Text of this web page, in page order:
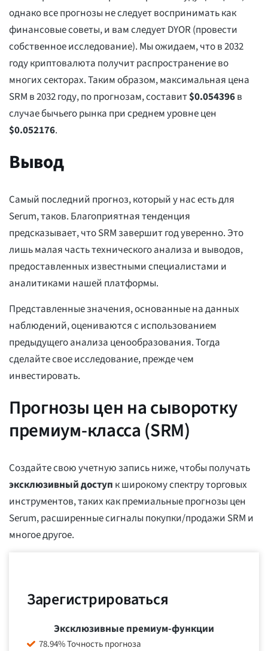
однако все прогнозы не следует воспринимать как
финансовые советы, и вам следует DYOR (провести
собственное исследование). Мы ожидаем, что в 2032
году криптовалюта получит распространение во
многих секторах. Таким образом, максимальная цена
SRM в 2032 году, по прогнозам, составит$0.054396в
случае бычьего рынка при среднем уровне цен
$0.052176.
Вывод
Самый последний прогноз, который у нас есть для
Serum, таков. Благоприятная тенденция
предсказывает, что SRM завершит год уверенно. Это
лишь малая часть технического анализа и выводов,
предоставленных известными специалистами и
аналитиками нашей платформы.
Представленные значения, основанные на данных
наблюдений, оцениваются с использованием
предыдущего анализа ценообразования. Тогда
сделайте свое исследование, прежде чем
инвестировать.
Прогнозы цен на сыворотку
премиум-класса (SRM)
Создайте свою учетную запись ниже, чтобы получать
эксклюзивный доступ к широкому спектру торговых
инструментов, таких как премиальные прогнозы цен
Serum, расширенные сигналы покупки/продажи SRM и
многое другое.
Зарегистрироваться
Эксклюзивные премиум-функции
78.94% Точность прогноза